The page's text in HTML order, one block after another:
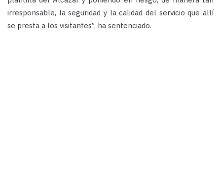
irresponsable, la seguridad y la calidad del servicio que allí
se presta a los visitantes”, ha sentenciado.